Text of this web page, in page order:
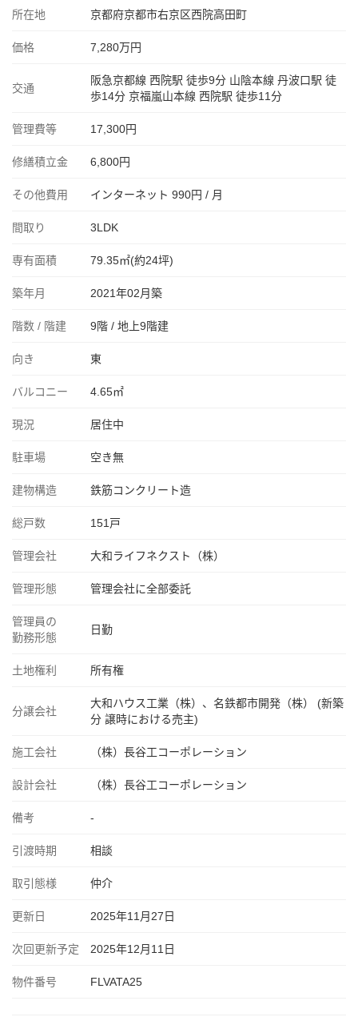
所在地 京都府京都市右京区西院高田町
価格 7,280万円
交通
阪急京都線 西院駅 徒歩9分 山陰本線 丹波口駅 徒
歩14分 京福嵐山本線 西院駅 徒歩11分
管理費等 17,300円
修繕積立金 6,800円
その他費用 インターネット 990円 / 月
間取り 3LDK
専有面積 79.35㎡(約24坪)
築年月 2021年02月築
階数 / 階建 9階 / 地上9階建
向き 東
バルコニー 4.65㎡
現況 居住中
駐車場 空き無
建物構造 鉄筋コンクリート造
総戸数 151戸
管理会社 大和ライフネクスト（株）
管理形態 管理会社に全部委託
管理員の
勤務形態
日勤
土地権利 所有権
分譲会社
大和ハウス工業（株）、名鉄都市開発（株） (新築
分 譲時における売主)
施工会社 （株）長谷工コーポレーション
設計会社 （株）長谷工コーポレーション
備考 -
引渡時期 相談
取引態様 仲介
更新日 2025年11月27日
次回更新予定 2025年12月11日
物件番号 FLVATA25